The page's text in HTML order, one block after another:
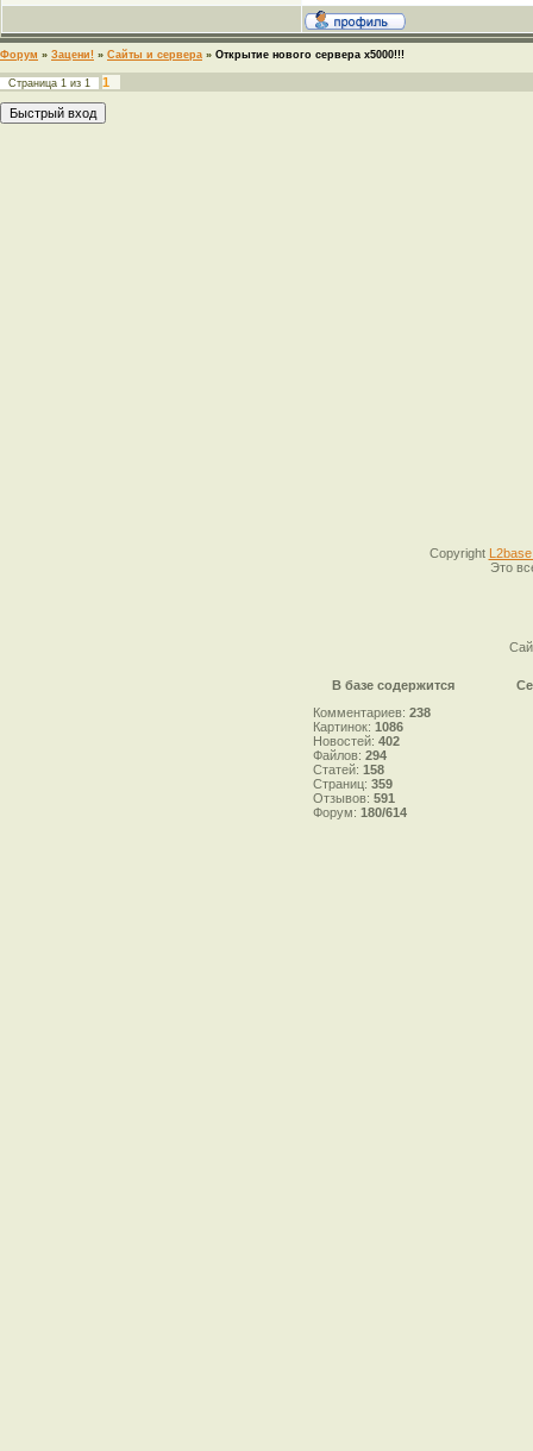
Форум » Зацени! » Сайты и сервера » Открытие нового сервера х5000!!!
Страница 1 из 1 1
Copyright
Это
В базе содержится
Комментариев: 238
Картинок: 1086
Новостей: 402
Файлов: 294
Статей: 158
Страниц: 359
Отзывов: 591
Форум: 180/614